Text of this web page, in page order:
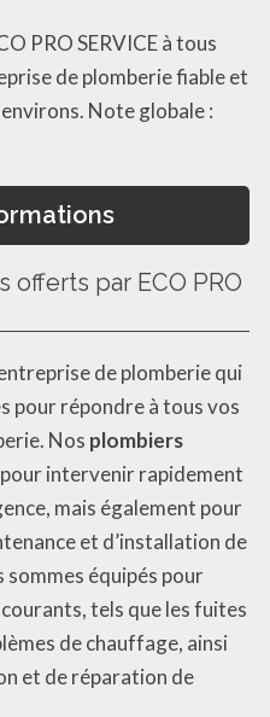
PRO SERVICE à tous
de plomberie fiable et
Note globale :
par ECO PRO
de plomberie qui
pour répondre à tous vos
Nos plombiers
intervenir rapidement
mais également pour
et d’installation de
équipés pour
tels que les fuites
de chauffage, ainsi
et de réparation de